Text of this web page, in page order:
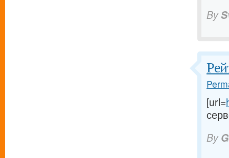
By
[url=
By